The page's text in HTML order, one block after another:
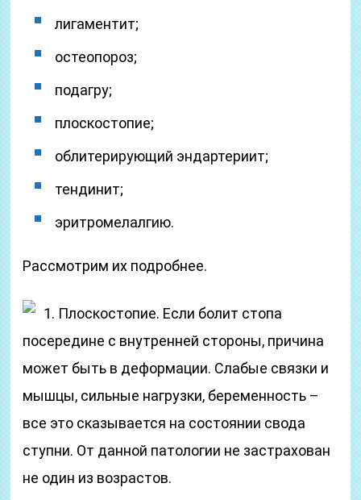
лигаментит;
остеопороз;
подагру;
плоскостопие;
облитерирующий эндартериит;
тендинит;
эритромелалгию.
Рассмотрим их подробнее.
1. Плоскостопие. Если болит стопа
посередине с внутренней стороны, причина
может быть в деформации. Слабые связки и
мышцы, сильные нагрузки, беременность –
все это сказывается на состоянии свода
ступни. От данной патологии не застрахован
не один из возрастов.